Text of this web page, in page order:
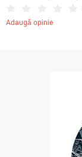
Adaugă opinie